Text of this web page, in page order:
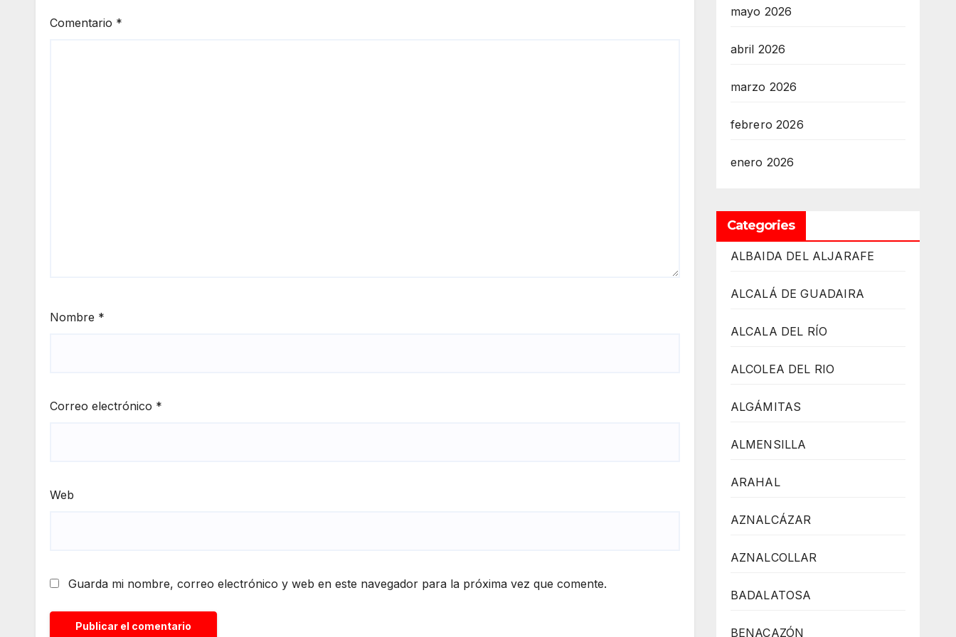
Comentario *
Nombre *
Correo electrónico *
Web
Guarda mi nombre, correo electrónico y web en este navegador para la próxima vez que comente.
mayo 2026
abril 2026
marzo 2026
febrero 2026
enero 2026
Categories
ALBAIDA DEL ALJARAFE
ALCALÁ DE GUADAIRA
ALCALA DEL RÍO
ALCOLEA DEL RIO
ALGÁMITAS
ALMENSILLA
ARAHAL
AZNALCÁZAR
AZNALCOLLAR
BADALATOSA
BENACAZÓN